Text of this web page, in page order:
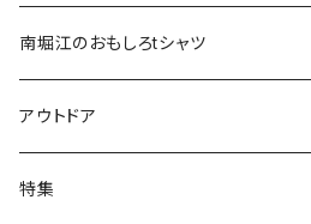
長袖
ソックス
Tシャツ・カットソー
アウター
南堀江のおもしろtシャツ
アウトドア
寝具・寝袋・ブランケット
特集